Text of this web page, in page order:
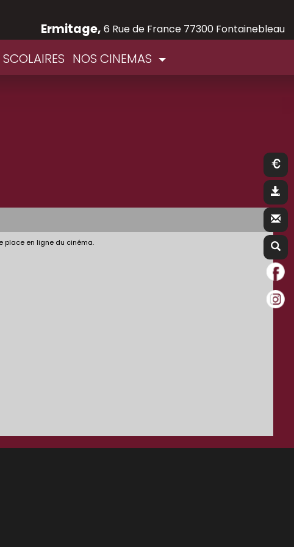
Ermitage, 6 Rue de France 77300 Fontainebleau
SCOLAIRES NOS CINEMAS
place en ligne du cinéma.